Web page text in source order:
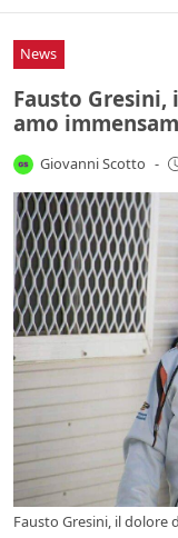
News
Fausto
amo
Giovanni Scotto -
Fausto Gresini, il dolore